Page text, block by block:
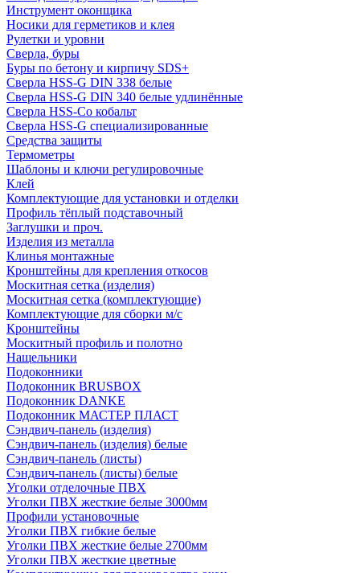
Инструмент оконщика
Носики для герметиков и клея
Рулетки и уровни
Сверла, буры
Буры по бетону и кирпичу SDS+
Сверла HSS-G DIN 338 белые
Сверла HSS-G DIN 340 белые удлинённые
Сверла HSS-Co кобальт
Сверла HSS-G специализированные
Средства защиты
Термометры
Шаблоны и ключи регулировочные
Клей
Комплектующие для установки и отделки
Профиль тёплый подставочный
Заглушки и проч.
Изделия из металла
Клинья монтажные
Кронштейны для крепления откосов
Москитная сетка (изделия)
Москитная сетка (комплектующие)
Комплектующие для сборки м/с
Кронштейны
Москитный профиль и полотно
Нащельники
Подоконники
Подоконник BRUSBOX
Подоконник DANKE
Подоконник МАСТЕР ПЛАСТ
Сэндвич-панель (изделия)
Сэндвич-панель (изделия) белые
Сэндвич-панель (листы)
Сэндвич-панель (листы) белые
Уголки отделочные ПВХ
Уголки ПВХ жесткие белые 3000мм
Профили установочные
Уголки ПВХ гибкие белые
Уголки ПВХ жесткие белые 2700мм
Уголки ПВХ жесткие цветные